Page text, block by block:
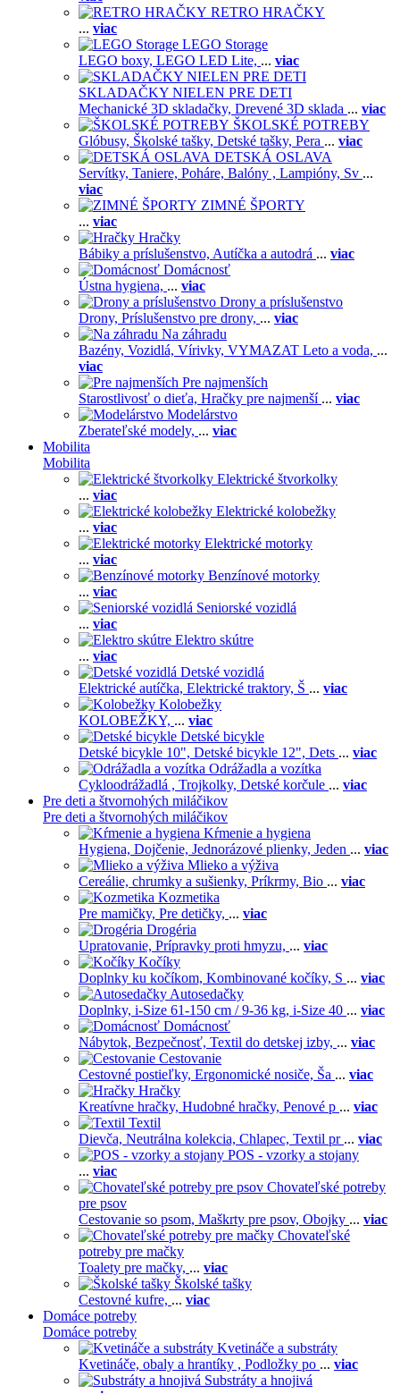
RETRO HRAČKY
... viac
LEGO Storage
LEGO boxy, LEGO LED Lite, ... viac
SKLADAČKY NIELEN PRE DETI
Mechanické 3D skladačky, Drevené 3D sklada ... viac
ŠKOLSKÉ POTREBY
Glóbusy, Školské tašky, Detské tašky, Pera ... viac
DETSKÁ OSLAVA
Servítky, Taniere, Poháre, Balóny , Lampióny, Sv ...
viac
ZIMNÉ ŠPORTY
... viac
Hračky
Bábiky a príslušenstvo, Autíčka a autodrá ... viac
Domácnosť
Ústna hygiena, ... viac
Drony a príslušenstvo
Drony, Príslušenstvo pre drony, ... viac
Na záhradu
Bazény, Vozidlá, Vírivky, VYMAZAT Leto a voda, ...
viac
Pre najmenších
Starostlivosť o dieťa, Hračky pre najmenší ... viac
Modelárstvo
Zberateľské modely, ... viac
Mobilita
Mobilita
Elektrické štvorkolky
... viac
Elektrické kolobežky
... viac
Elektrické motorky
... viac
Benzínové motorky
... viac
Seniorské vozidlá
... viac
Elektro skútre
... viac
Detské vozidlá
Elektrické autíčka, Elektrické traktory, Š ... viac
Kolobežky
KOLOBEŽKY, ... viac
Detské bicykle
Detské bicykle 10", Detské bicykle 12", Dets ... viac
Odrážadla a vozítka
Cykloodrážadlá , Trojkolky, Detské korčule ... viac
Pre deti a štvornohých miláčikov
Pre deti a štvornohých miláčikov
Kŕmenie a hygiena
Hygiena, Dojčenie, Jednorázové plienky, Jeden ... viac
Mlieko a výživa
Cereálie, chrumky a sušienky, Príkrmy, Bio ... viac
Kozmetika
Pre mamičky, Pre detičky, ... viac
Drogéria
Upratovanie, Prípravky proti hmyzu, ... viac
Kočíky
Doplnky ku kočíkom, Kombinované kočíky, S ... viac
Autosedačky
Doplnky, i-Size 61-150 cm / 9-36 kg, i-Size 40 ... viac
Domácnosť
Nábytok, Bezpečnosť, Textil do detskej izby, ... viac
Cestovanie
Cestovné postieľky, Ergonomické nosiče, Ša ... viac
Hračky
Kreatívne hračky, Hudobné hračky, Penové p ... viac
Textil
Dievča, Neutrálna kolekcia, Chlapec, Textil pr ... viac
POS - vzorky a stojany
... viac
Chovateľské potreby
pre psov
Cestovanie so psom, Maškrty pre psov, Obojky ... viac
Chovateľské
potreby pre mačky
Toalety pre mačky, ... viac
Školské tašky
Cestovné kufre, ... viac
Domáce potreby
Domáce potreby
Kvetináče a substráty
Kvetináče, obaly a hrantíky , Podložky po ... viac
Substráty a hnojivá